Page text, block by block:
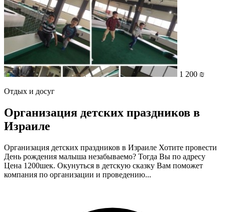
1 200 ₪
Отдых и досуг
Организация детских праздников в
Израиле
Организация детских праздников в Израиле Хотите провести
День рождения малыша незабываемо? Тогда Вы по адресу
Цена 1200шек. Окунуться в детскую сказку Вам поможет
компания по организации и проведению...